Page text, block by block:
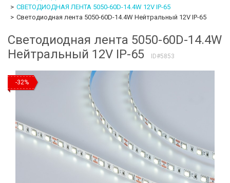
СВЕТОДИОДНАЯ ЛЕНТА 5050-60D-14.4W 12V IP-65
Светодиодная лента 5050-60D-14.4W Нейтральный 12V IP-65
Светодиодная лента 5050-60D-14.4W
Нейтральный 12V IP-65
ID#5853
-32%